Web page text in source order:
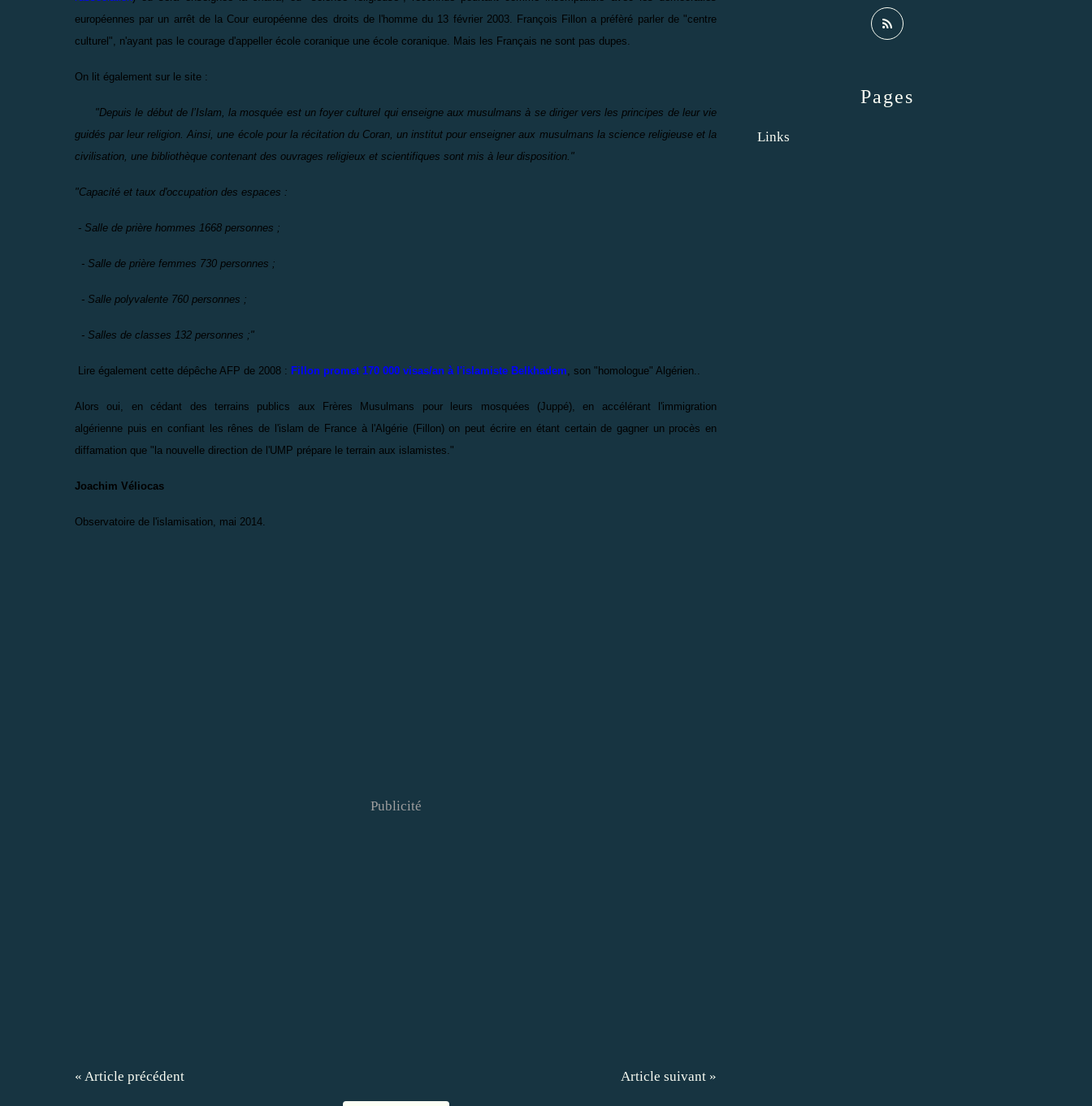
européennes par un arrêt de la Cour européenne des droits de l'homme du 13 février 2003. François Fillon a préfèré parler de "centre
culturel", n'ayant pas le courage d'appeller école coranique une école coranique. Mais les Français ne sont pas dupes.
On lit également sur le site :
"Depuis le début de l’Islam, la mosquée est un foyer culturel qui enseigne aux musulmans à se diriger vers les principes de leur vie
guidés par leur religion. Ainsi, une école pour la récitation du Coran, un institut pour enseigner aux musulmans la science religieuse et la
civilisation, une bibliothèque contenant des ouvrages religieux et scientifiques sont mis à leur disposition."
"Capacité et taux d'occupation des espaces :
- Salle de prière hommes 1668 personnes ;
- Salle de prière femmes 730 personnes ;
- Salle polyvalente 760 personnes ;
- Salles de classes 132 personnes ;"
Lire également cette dépêche AFP de 2008 : Fillon promet 170 000 visas/an à l'islamiste Belkhadem , son "homologue" Algérien..
Alors oui, en cédant des terrains publics aux Frères Musulmans pour leurs mosquées (Juppé), en accélérant l'immigration
algérienne puis en confiant les rênes de l'islam de France à l'Algérie (Fillon) on peut écrire en étant certain de gagner un procès en
diffamation que "la nouvelle direction de l'UMP prépare le terrain aux islamistes."
Joachim Véliocas
Observatoire de l'islamisation, mai 2014.
Publicité
« Article précédent Article suivant »
Pages
Links